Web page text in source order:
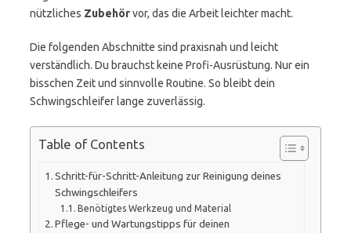
nützliches Zubehörvor, das die Arbeit leichter macht.
Die folgenden Abschnitte sind praxisnah und leicht
verständlich. Du brauchst keine Profi-Ausrüstung. Nur ein
bisschen Zeit und sinnvolle Routine. So bleibt dein
Schwingschleifer lange zuverlässig.
Table of Contents
Schritt-für-Schritt-Anleitung zur Reinigung deines
Schwingschleifers
Benötigtes Werkzeug und Material
Pflege- und Wartungstipps für deinen